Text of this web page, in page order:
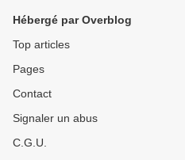
Hébergé par Overblog
Top articles
Pages
Contact
Signaler un abus
C.G.U.